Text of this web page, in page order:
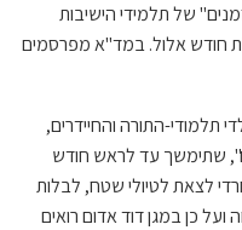
"בין הזמנים" של תלמידי הישיבות
חודש אלול. במד"א מפרסמים
תלמודי-התורה והחיידרים,
שתימשך עד לראש חודש
לצאת לטיולי שטח, לבלות
כן במגן דוד אדום רואים